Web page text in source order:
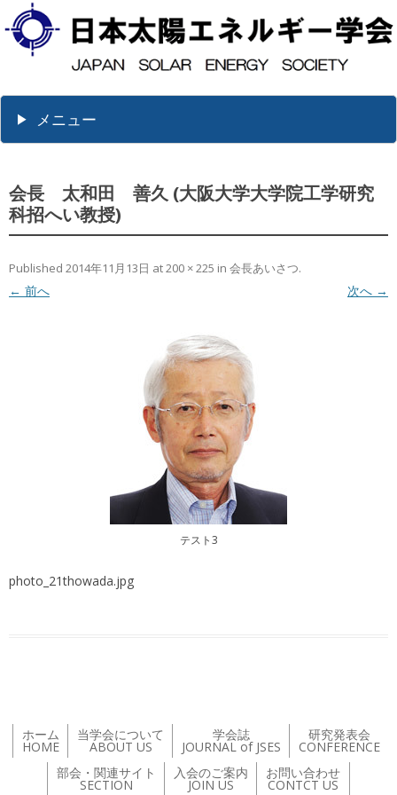
メニュー
会長 太和田 善久 (大阪大学大学院工学研究
科招へい教授)
Published 2014年11月13日 at200 × 225 in 会長あいさつ.
← 前へ 次へ →
テスト3
photo_21thowada.jpg
ホーム
HOME
当学会について
ABOUT US
学会誌
JOURNAL of JSES
研究発表会
CONFERENCE
部会・関連サイト
SECTION
入会のご案内
JOIN US
お問い合わせ
CONTCT US